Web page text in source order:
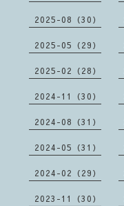
2025-08（30）
2025-05（29）
2025-02（28）
2024-11（30）
2024-08（31）
2024-05（31）
2024-02（29）
2023-11（30）